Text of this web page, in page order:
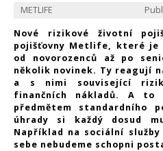
METLIFE
Nové rizikové životní
pojišťovny Metlife, které je
od novorozenců až po
několik novinek. Ty reagují
a s nimi související
finančních nákladů. A
předmětem standardního
úhrady si každý dosud
Například na sociální
sebe nebudeme schopni